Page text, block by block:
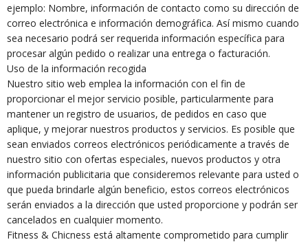
ejemplo: Nombre, información de contacto como su dirección de
correo electrónica e información demográfica. Así mismo cuando
sea necesario podrá ser requerida información específica para
procesar algún pedido o realizar una entrega o facturación.
Uso de la información recogida
Nuestro sitio web emplea la información con el fin de
proporcionar el mejor servicio posible, particularmente para
mantener un registro de usuarios, de pedidos en caso que
aplique, y mejorar nuestros productos y servicios. Es posible que
sean enviados correos electrónicos periódicamente a través de
nuestro sitio con ofertas especiales, nuevos productos y otra
información publicitaria que consideremos relevante para usted o
que pueda brindarle algún beneficio, estos correos electrónicos
serán enviados a la dirección que usted proporcione y podrán ser
cancelados en cualquier momento.
Fitness & Chicness está altamente comprometido para cumplir